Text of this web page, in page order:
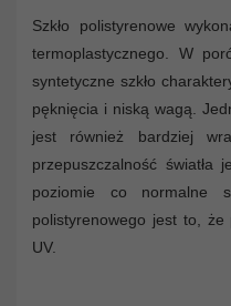
Szkło polistyrenowe
termoplastycznego. W
syntetyczne szkło
pęknięcia i niską wagą.
jest również bardziej
przepuszczalność
poziomie co normalne
polistyrenowego jest to,
UV.